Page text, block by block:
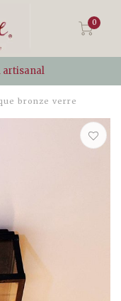
0
artisanal
bronze verre